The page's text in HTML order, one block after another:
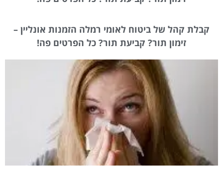
קבלת קהל של ביטוח לאומי רמלה הזמנות אונליין –
זימון תור? קביעת תור? כל הפרטים פה!